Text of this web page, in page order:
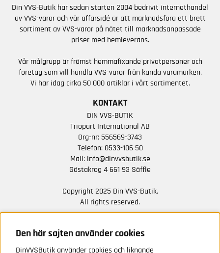
Din VVS-Butik har sedan starten 2004 bedrivit internethandel
av VVS-varor och vår affärsidé är att marknadsföra ett brett
sortiment av VVS-varor på nätet till marknadsanpassade
priser med hemleverans.
Vår målgrupp är främst hemmafixande privatpersoner och
företag som vill handla VVS-varor från kända varumärken.
Vi har idag cirka 50 000 artiklar i vårt sortimentet.
KONTAKT
DIN VVS-BUTIK
Triopart International AB
Org-nr: 556569-3743
Telefon: 0533-106 50
Mail: info@dinvvsbutik.se
Göstakrog 4 661 93 Säffle
Copyright 2025 Din VVS-Butik.
All rights reserved.
NYHETER FRÅN OSS
Den här sajten använder cookies
DinVVSButik använder cookies och liknande